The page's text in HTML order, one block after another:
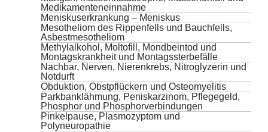
Medikamenteneinnahme
Meniskuserkrankung – Meniskus
Mesotheliom des Rippenfells und Bauchfells,
Asbestmesotheliom
Methylalkohol, Moltofill, Mondbeintod und
Montagskrankheit und Montagssterbefälle
Nachbar, Nerven, Nierenkrebs, Nitroglyzerin und
Notdurft
Obduktion, Obstpflückern und Osteomyelitis
Parkbanklähmung, Peniskarzinom, Pflegegeld,
Phosphor und Phosphorverbindungen
Pinkelpause, Plasmozyptom und
Polyneuropathie